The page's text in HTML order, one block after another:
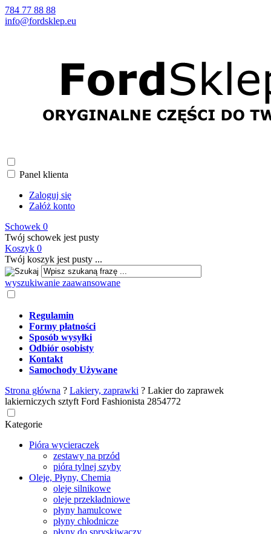
784 77 88 88
info@fordsklep.eu
Panel klienta
Zaloguj się
Załóż konto
Schowek 0
Twój schowek jest pusty
Koszyk 0
Twój koszyk jest pusty ...
wyszukiwanie zaawansowane
Regulamin
Formy płatności
Sposób wysyłki
Odbiór osobisty
Kontakt
Samochody Używane
Strona główna ? Lakiery, zaprawki ? Lakier do zaprawek
lakierniczych sztyft Ford Fashionista 2854772
Kategorie
Pióra wycieraczek
zestawy na przód
pióra tylnej szyby
Oleje, Płyny, Chemia
oleje silnikowe
oleje przekładniowe
płyny hamulcowe
płyny chłodnicze
płyny do spryskiwaczy